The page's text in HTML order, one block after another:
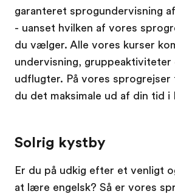
garanteret sprogundervisning
- uanset hvilken af vores
du vælger. Alle vores kurser
undervisning, gruppeaktiviteter
udflugter. På vores
du det maksimale ud af din tid i
Solrig kystby
Er du på udkig efter et venligt
at lære engelsk? Så er vores